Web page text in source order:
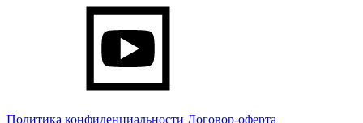
Политика конфиденциальности Договор-оферта